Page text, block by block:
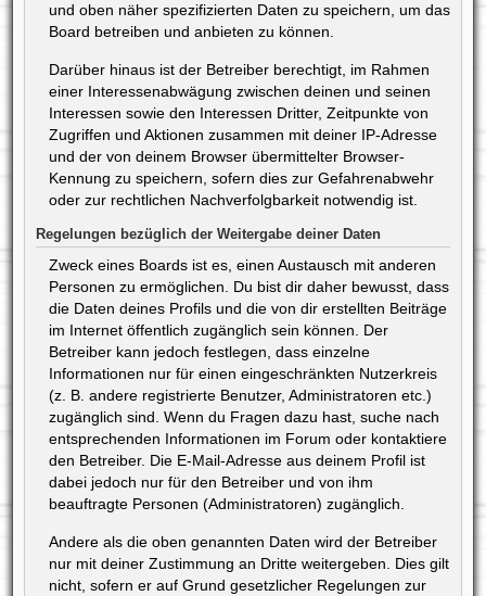
und oben näher spezifizierten Daten zu speichern, um das
Board betreiben und anbieten zu können.
Darüber hinaus ist der Betreiber berechtigt, im Rahmen
einer Interessenabwägung zwischen deinen und seinen
Interessen sowie den Interessen Dritter, Zeitpunkte von
Zugriffen und Aktionen zusammen mit deiner IP-Adresse
und der von deinem Browser übermittelter Browser-
Kennung zu speichern, sofern dies zur Gefahrenabwehr
oder zur rechtlichen Nachverfolgbarkeit notwendig ist.
Regelungen bezüglich der Weitergabe deiner Daten
Zweck eines Boards ist es, einen Austausch mit anderen
Personen zu ermöglichen. Du bist dir daher bewusst, dass
die Daten deines Profils und die von dir erstellten Beiträge
im Internet öffentlich zugänglich sein können. Der
Betreiber kann jedoch festlegen, dass einzelne
Informationen nur für einen eingeschränkten Nutzerkreis
(z. B. andere registrierte Benutzer, Administratoren etc.)
zugänglich sind. Wenn du Fragen dazu hast, suche nach
entsprechenden Informationen im Forum oder kontaktiere
den Betreiber. Die E-Mail-Adresse aus deinem Profil ist
dabei jedoch nur für den Betreiber und von ihm
beauftragte Personen (Administratoren) zugänglich.
Andere als die oben genannten Daten wird der Betreiber
nur mit deiner Zustimmung an Dritte weitergeben. Dies gilt
nicht, sofern er auf Grund gesetzlicher Regelungen zur